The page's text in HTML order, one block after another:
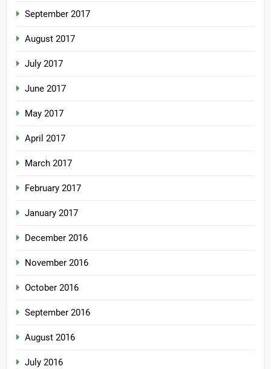
September 2017
August 2017
July 2017
June 2017
May 2017
April 2017
March 2017
February 2017
January 2017
December 2016
November 2016
October 2016
September 2016
August 2016
July 2016